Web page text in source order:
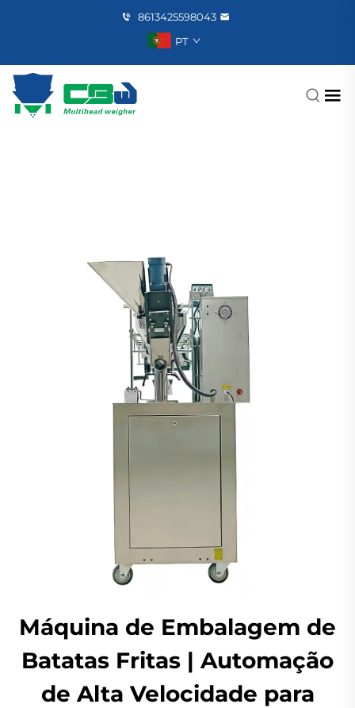
8613425598043
PT
Máquina de Embalagem de
Batatas Fritas | Automação
de Alta Velocidade para